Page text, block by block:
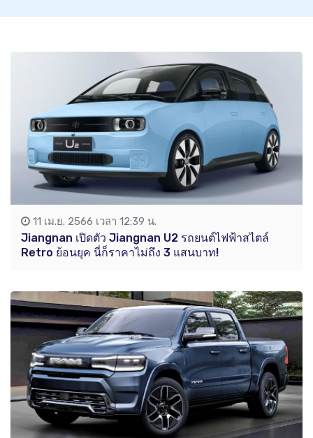
11 เม.ย. 2566 เวลา 12:39 น.
Jiangnan เปิดตัว Jiangnan U2 รถยนต์ไฟฟ้าสไตล์
Retro ย้อนยุค นี่ก็ราคาไม่ถึง 3 แสนบาท!